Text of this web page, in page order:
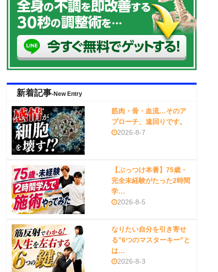
新着記事-New Entry
筋肉・骨・血流…そのア
プローチ、遠回りです。
2026-8-7
【ぶっつけ本番】75歳・
完全未経験がたった2時間
学…
2026-8-5
なりたい自分を引き寄せ
る”6つのマスターキー”と
は…
2026-8-3